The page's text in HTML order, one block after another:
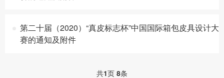
第二十届（2020）“真皮标志杯”中国国际箱包皮具设计大
赛的通知及附件
共1页 8条